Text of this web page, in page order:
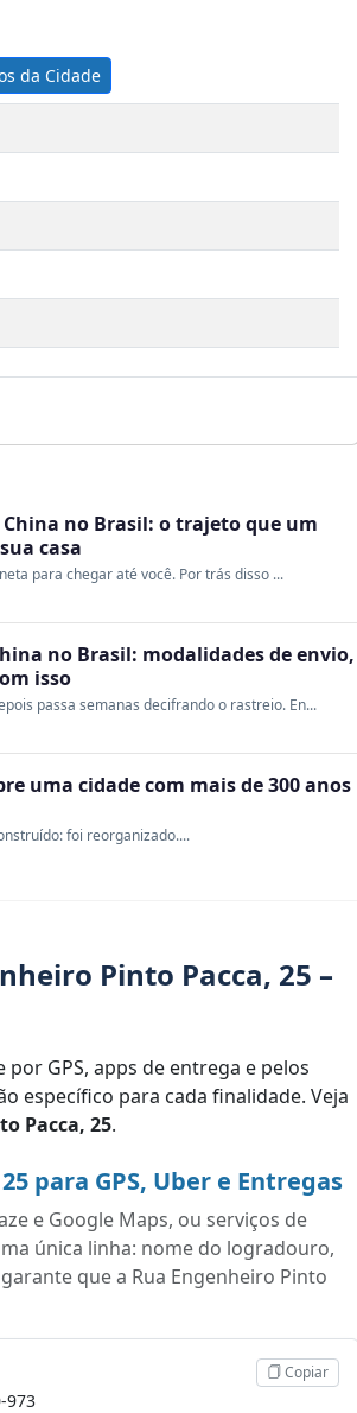
da Cidade
no Brasil: o trajeto que um
casa
para chegar até você. Por trás disso ...
no Brasil: modalidades de envio,
isso
passa semanas decifrando o rastreio. En...
uma cidade com mais de 300 anos
foi reorganizado....
Pinto Pacca, 25 –
GPS, apps de entrega e pelos
específico para cada finalidade. Veja
Pacca, 25.
para GPS, Uber e Entregas
e Google Maps, ou serviços de
única linha: nome do logradouro,
que a Rua Engenheiro Pinto
973
Copiar